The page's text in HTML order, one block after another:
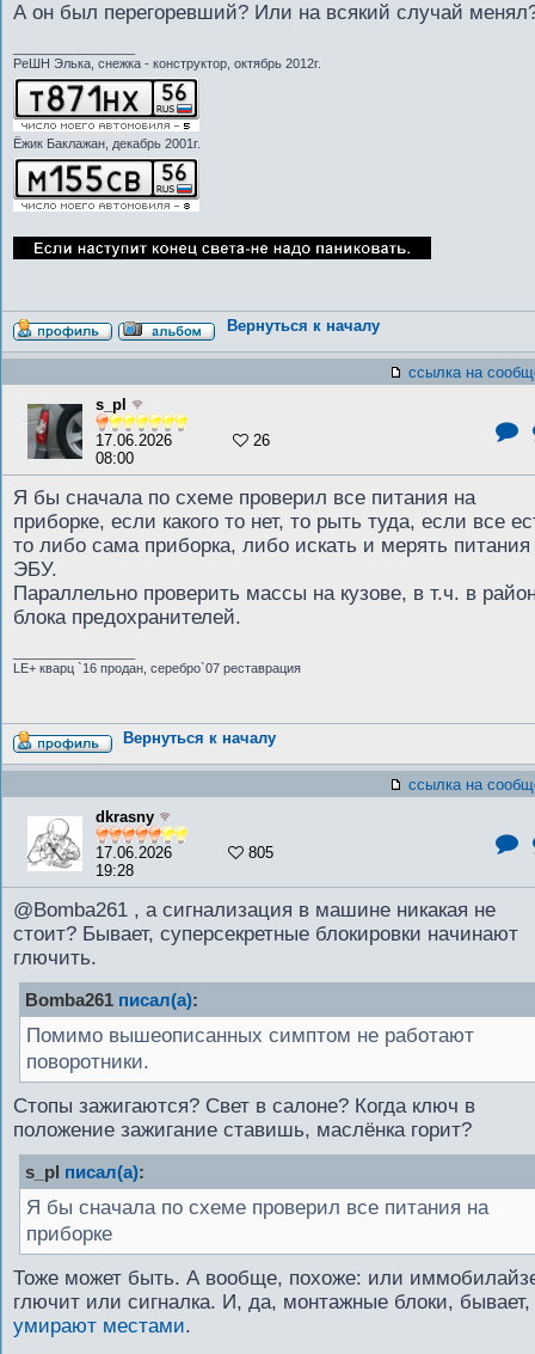
А он был перегоревший? Или на всякий случай
РеШН Элька, снежка - конструктор, октябрь 2012г.
Ёжик Баклажан, декабрь 2001г.
Вернуться к началу
ссылка на
s_pl
17.06.2026
08:00
26
Я бы сначала по схеме проверил все питания на
приборке, если какого то нет, то рыть туда, если все
то либо сама приборка, либо искать и мерять питания
ЭБУ.
Параллельно проверить массы на кузове, в т.ч. в
блока предохранителей.
LE+ кварц `16 продан, серебро`07 реставрация
Вернуться к началу
ссылка на
dkrasny
17.06.2026
19:28
805
@Bomba261 , а сигнализация в машине никакая не
стоит? Бывает, суперсекретные блокировки начинают
глючить.
Bomba261 писал(а):
Помимо вышеописанных симптом не работают
поворотники.
Стопы зажигаются? Свет в салоне? Когда ключ в
положение зажигание ставишь, маслёнка горит?
s_pl писал(а):
Я бы сначала по схеме проверил все питания на
приборке
Тоже может быть. А вообще, похоже: или
глючит или сигналка. И, да, монтажные блоки, бывает,
умирают местами.